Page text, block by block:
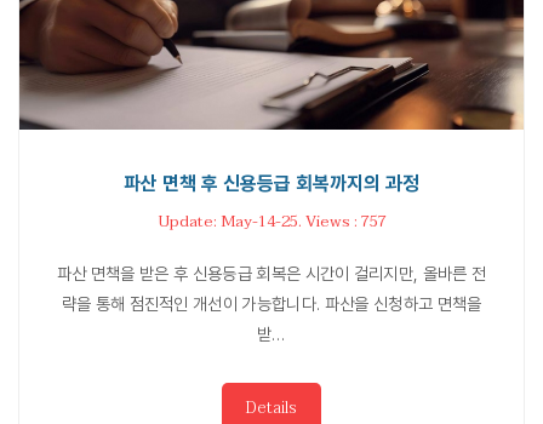
파산 면책 후 신용등급 회복까지의 과정
Update: May-14-25. Views : 757
파산 면책을 받은 후 신용등급 회복은 시간이 걸리지만, 올바른 전
략을 통해 점진적인 개선이 가능합니다. 파산을 신청하고 면책을
받…
Details